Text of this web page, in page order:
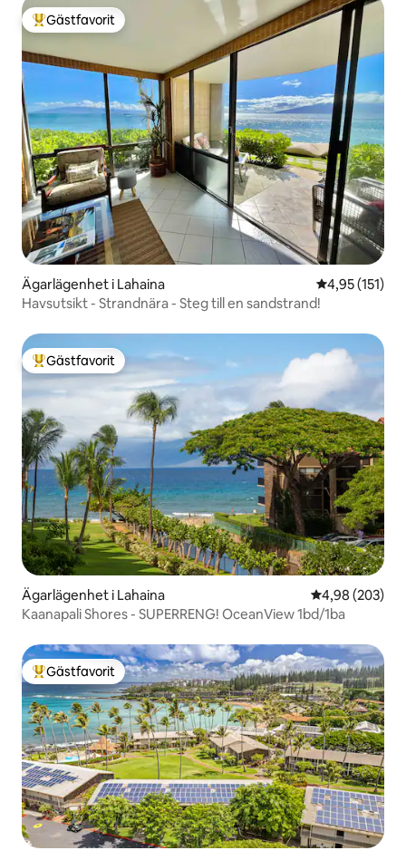
Populär gästfavorit
Gästfavorit
Ägarlägenhet i Lahaina 4,95 av 5 i
4,95 (151)
Havsutsikt - Strandnära - Steg till en sandstrand!
Populär gästfavorit
Gästfavorit
Ägarlägenhet i Lahaina 4,98 av 5 i
4,98 (203)
Kaanapali Shores - SUPERRENG! OceanView 1bd/1ba
Populär gästfavorit
Gästfavorit